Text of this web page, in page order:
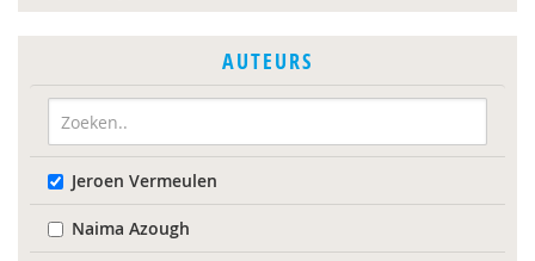
AUTEURS
Jeroen Vermeulen
Naima Azough